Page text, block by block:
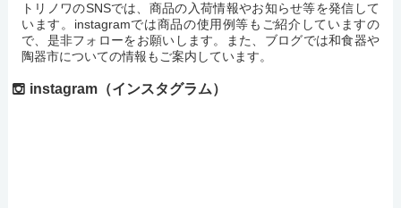
トリノワのSNSでは、商品の入荷情報やお知らせ等を発信して
います。instagramでは商品の使用例等もご紹介していますの
で、是非フォローをお願いします。また、ブログでは和食器や
陶器市についての情報もご案内しています。
instagram（インスタグラム）